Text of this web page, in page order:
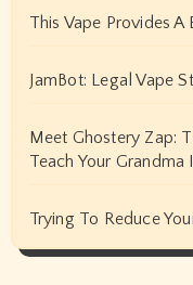
This Vape Provides
JamBot: Legal Vape
Meet Ghostery Zap:
Teach Your Grandma
Trying To Reduce